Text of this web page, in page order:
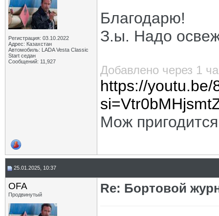
Регистрация: 03.10.2022
Адрес: Казахстан
Автомобиль: LADA Vesta Classic
Start седан
Сообщений: 11,927
Благодарю!
З.ы. Надо
Добавлено через 1
https://youtu.be/
Мож
25.01.2025, 10:37
OFA
Продвинутый Re: Бортовой